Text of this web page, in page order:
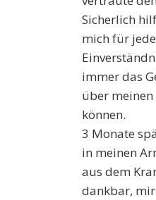
Sicherlich
mich für
immer das
über
können.
3 Monate
in meinen
aus dem
dankbar,